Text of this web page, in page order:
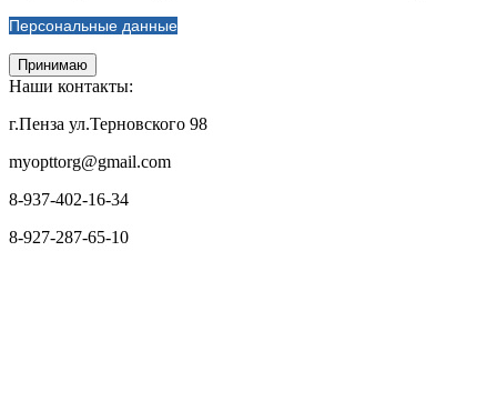
Персональные данные
Принимаю
Наши контакты:
г.Пенза ул.Терновского 98
myopttorg@gmail.com
8-937-402-16-34
8-927-287-65-10